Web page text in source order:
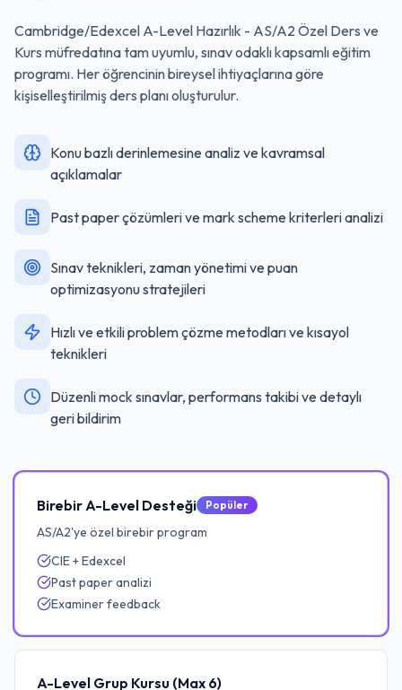
Cambridge/Edexcel A-Level Hazırlık - AS/A2 Özel Ders ve
Kurs müfredatına tam uyumlu, sınav odaklı kapsamlı eğitim
programı. Her öğrencinin bireysel ihtiyaçlarına göre
kişiselleştirilmiş ders planı oluşturulur.
Konu bazlı derinlemesine analiz ve kavramsal
açıklamalar
Past paper çözümleri ve mark scheme kriterleri analizi
Sınav teknikleri, zaman yönetimi ve puan
optimizasyonu stratejileri
Hızlı ve etkili problem çözme metodları ve kısayol
teknikleri
Düzenli mock sınavlar, performans takibi ve detaylı
geri bildirim
Birebir A-Level Desteği Popüler
AS/A2'ye özel birebir program
CIE + Edexcel
Past paper analizi
Examiner feedback
A-Level Grup Kursu (Max 6)